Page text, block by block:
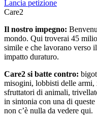
Lancia petizione
Care2
Il nostro impegno:
mondo. Qui troverai 45
simile e che lavorano verso
impatto duraturo.
Care2 si batte contro:
misogini, lobbisti delle armi,
sfruttatori di animali,
in sintonia con una di
non c’è nulla da vedere qui.